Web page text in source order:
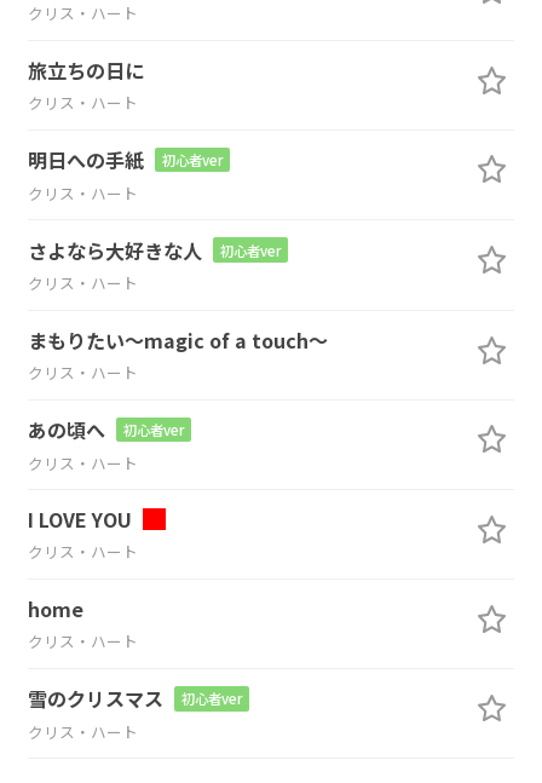
クリス・ハート
旅立ちの日に
クリス・ハート
明日への手紙 初心者ver
クリス・ハート
さよなら大好きな人 初心者ver
クリス・ハート
まもりたい～magic of a touch～
クリス・ハート
あの頃へ 初心者ver
クリス・ハート
I LOVE YOU
クリス・ハート
home
クリス・ハート
雪のクリスマス 初心者ver
クリス・ハート